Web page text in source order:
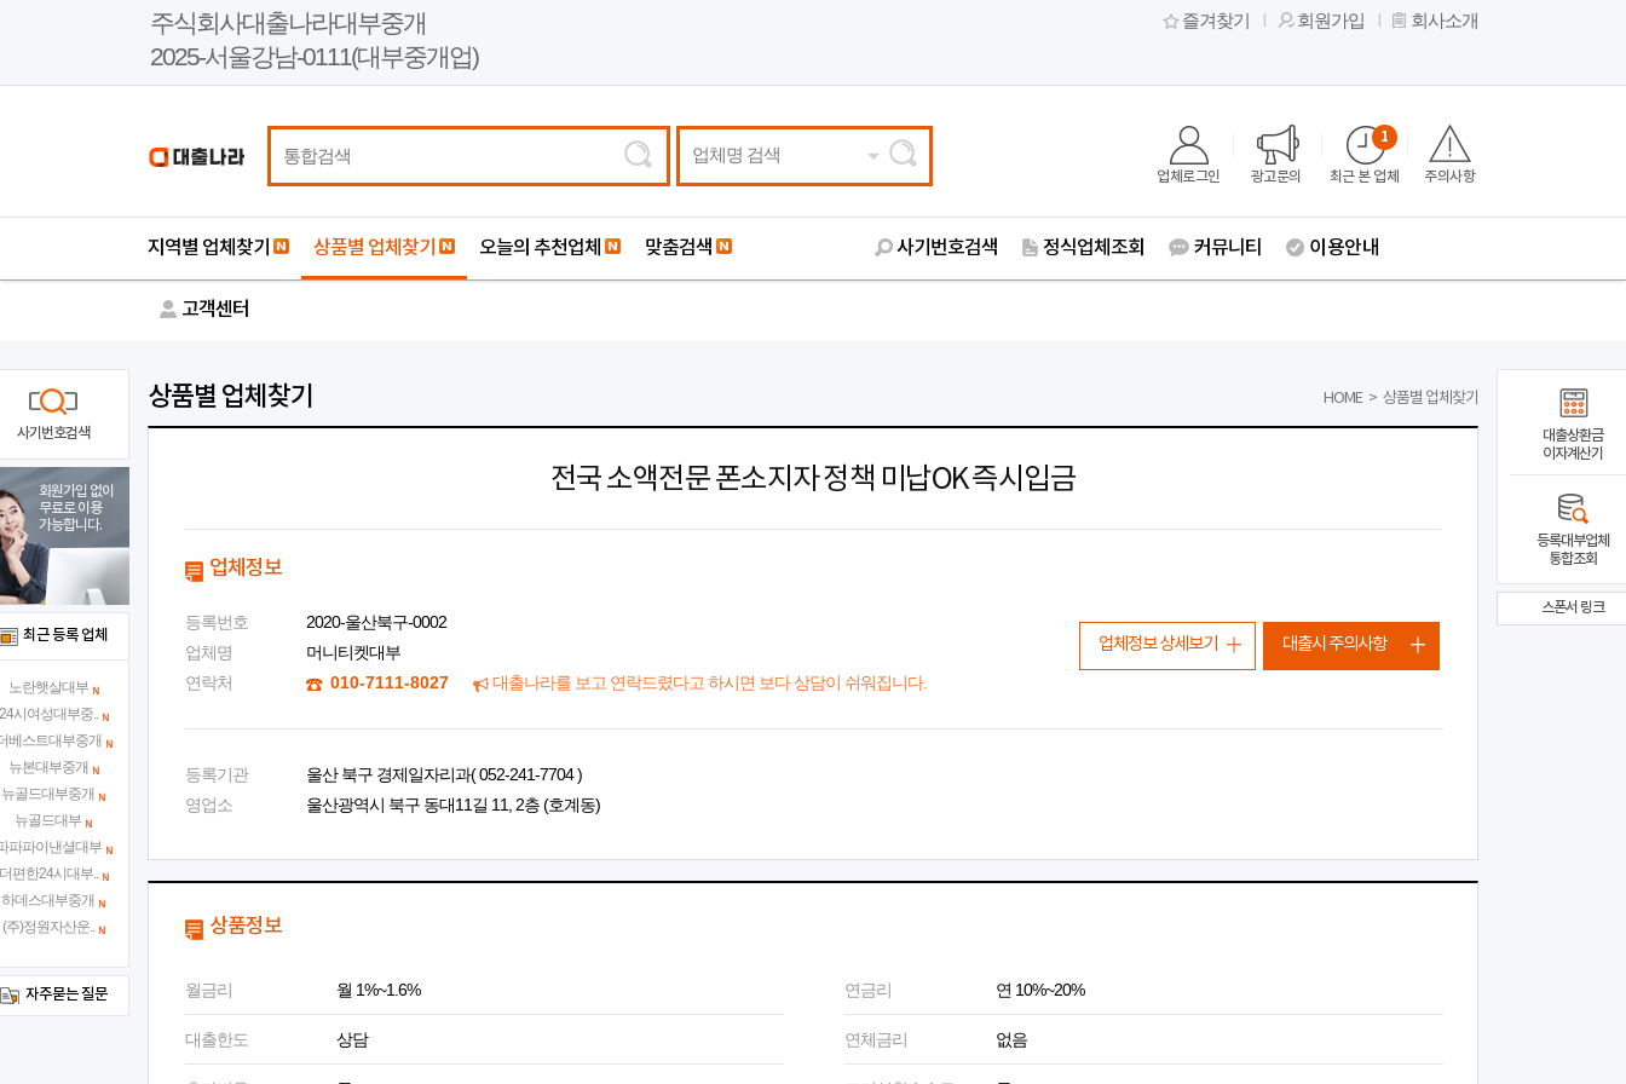
주식회사대출나라대부중개
2025-서울강남-0111(대부중개업)
즐겨찾기 회원가입 회사소개
업체명 검색
업체로그인 광고문의 최근 본 업체
1
주의사항
지역별 업체찾기 상품별 업체찾기 오늘의 추천업체 맞춤검색 사기번호검색 정식업체조회 커뮤니티 이용안내
고객센터
상품별 업체찾기 HOME > 상품별 업체찾기
전국 소액전문 폰소지자 정책 미납OK 즉시입금
업체정보
등록번호
2020-울산북구-0002
업체명
머니티켓대부
연락처
010-7111-8027 대출나라를 보고 연락드렸다고 하시면 보다 상담이 쉬워집니다.
등록기관
울산 북구 경제일자리과( 052-241-7704 )
영업소
울산광역시 북구 동대11길 11, 2층 (호계동)
업체정보 상세보기 대출시 주의사항
상품정보
월금리 월 1%~1.6% 연금리 연 10%~20%
대출한도 상담 연체금리 없음
사기번호검색
회원가입 없이
무료로 이용
가능합니다.
최근 등록 업체
노란햇살대부
시여성대부중..
베스트대부중개
뉴본대부중개
뉴골드대부중개
뉴골드대부
파파이낸셜대부
편한24시대부..
하데스대부중개
(주)정원자산운..
자주묻는 질문
대출상환금
이자계산기
등록대부업체
통합조회
스폰서 링크